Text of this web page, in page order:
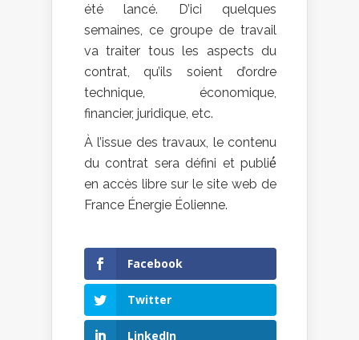
été lancé. D’ici quelques
semaines, ce groupe de travail
va traiter tous les aspects du
contrat, qu’ils soient d’ordre
technique, économique,
financier, juridique, etc.
À l’issue des travaux, le contenu
du contrat sera défini et publié́
en accès libre sur le site web de
France Énergie Éolienne.
Facebook
Twitter
LinkedIn